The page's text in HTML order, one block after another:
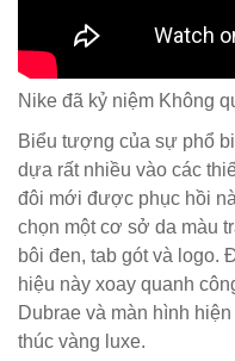
Nike đã kỷ niệm Không
Biểu tượng của sự phổ
dựa rất nhiều vào các
đôi mới được phục hồi
chọn một cơ sở da màu
bôi đen, tab gót và logo.
hiệu này xoay quanh
Dubrae và màn hình
thúc vàng luxe.